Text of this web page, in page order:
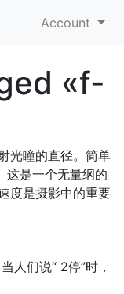
Account
«f-
光瞳的直径。简单
这是一个无量纲的
度是摄影中的重要
人们说“ 2停”时，